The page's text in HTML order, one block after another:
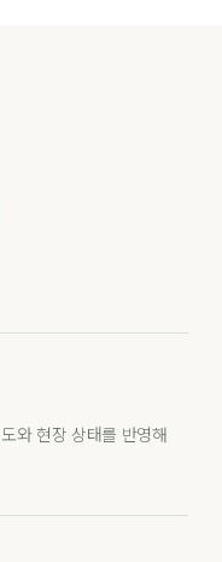
와 현장 상태를 반영해